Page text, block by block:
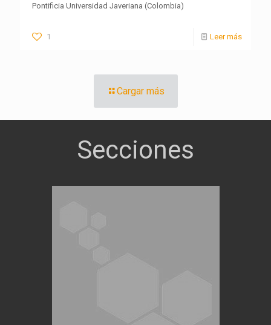
Pontificia Universidad Javeriana (Colombia)
1 Leer más
Cargar más